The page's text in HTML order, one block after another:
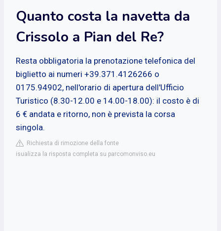
Quanto costa la navetta da
Crissolo a Pian del Re?
Resta obbligatoria la prenotazione telefonica del
biglietto ai numeri +39.371.4126266 o
0175.94902, nell'orario di apertura dell'Ufficio
Turistico (8.30-12.00 e 14.00-18.00): il costo è di
6 € andata e ritorno, non è prevista la corsa
singola.
Richiesta di rimozione della fonte
isualizza la risposta completa su parcomonviso.eu